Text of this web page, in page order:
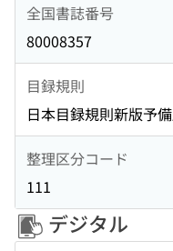
全国書誌番号
80008357
目録規則
日本目録規則新版予
整理区分コード
111
デジタル